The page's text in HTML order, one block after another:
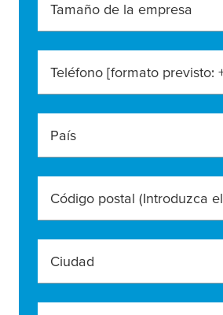
Tamaño de la empresa
País
Ciudad